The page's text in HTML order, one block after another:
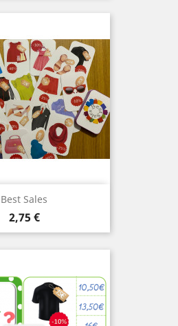
Best Sales
Prix
2,75 €